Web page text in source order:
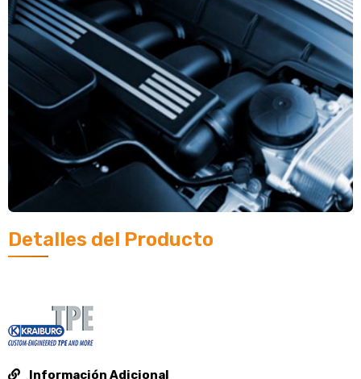
Detalles del Producto
Información Adicional